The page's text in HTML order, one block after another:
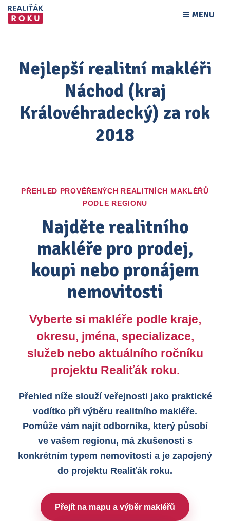
MENU
Nejlepší realitní makléři
Náchod (kraj
Královéhradecký) za rok
2018
PŘEHLED PROVĚŘENÝCH REALITNÍCH MAKLÉŘŮ
PODLE REGIONU
Najděte realitního
makléře pro prodej,
koupi nebo pronájem
nemovitosti
Vyberte si makléře podle kraje,
okresu, jména, specializace,
služeb nebo aktuálního ročníku
projektu Realiťák roku.
Přehled níže slouží veřejnosti jako praktické
vodítko při výběru realitního makléře.
Pomůže vám najít odborníka, který působí
ve vašem regionu, má zkušenosti s
konkrétním typem nemovitosti a je zapojený
do projektu Realiťák roku.
Přejít na mapu a výběr makléřů